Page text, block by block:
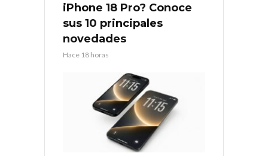
iPhone 18 Pro? Conoce
sus 10 principales
novedades
Hace 18 horas